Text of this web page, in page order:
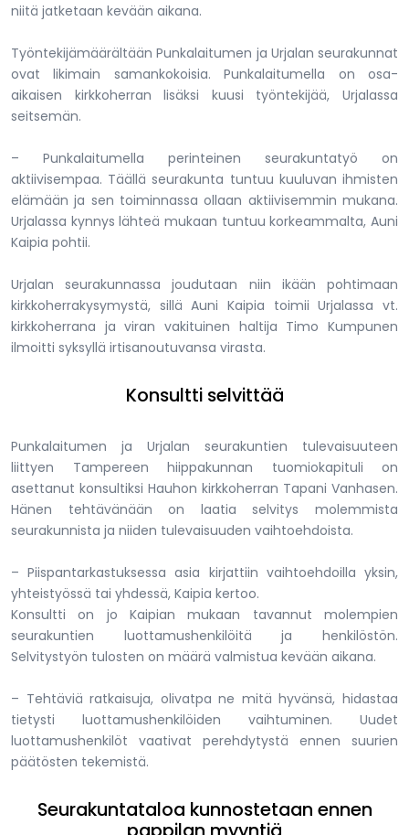
niitä jatketaan kevään aikana.
Työntekijämäärältään Punkalaitumen ja Urjalan seurakunnat
ovat likimain samankokoisia. Punkalaitumella on osa-
aikaisen kirkkoherran lisäksi kuusi työntekijää, Urjalassa
seitsemän.
– Punkalaitumella perinteinen seurakuntatyö on
aktiivisempaa. Täällä seurakunta tuntuu kuuluvan ihmisten
elämään ja sen toiminnassa ollaan aktiivisemmin mukana.
Urjalassa kynnys lähteä mukaan tuntuu korkeammalta, Auni
Kaipia pohtii.
Urjalan seurakunnassa joudutaan niin ikään pohtimaan
kirkkoherrakysymystä, sillä Auni Kaipia toimii Urjalassa vt.
kirkkoherrana ja viran vakituinen haltija Timo Kumpunen
ilmoitti syksyllä irtisanoutuvansa virasta.
Konsultti selvittää
Punkalaitumen ja Urjalan seurakuntien tulevaisuuteen
liittyen Tampereen hiippakunnan tuomiokapituli on
asettanut konsultiksi Hauhon kirkkoherran Tapani Vanhasen.
Hänen tehtävänään on laatia selvitys molemmista
seurakunnista ja niiden tulevaisuuden vaihtoehdoista.
– Piispantarkastuksessa asia kirjattiin vaihtoehdoilla yksin,
yhteistyössä tai yhdessä, Kaipia kertoo.
Konsultti on jo Kaipian mukaan tavannut molempien
seurakuntien luottamushenkilöitä ja henkilöstön.
Selvitystyön tulosten on määrä valmistua kevään aikana.
– Tehtäviä ratkaisuja, olivatpa ne mitä hyvänsä, hidastaa
tietysti luottamushenkilöiden vaihtuminen. Uudet
luottamushenkilöt vaativat perehdytystä ennen suurien
päätösten tekemistä.
Seurakuntataloa kunnostetaan ennen